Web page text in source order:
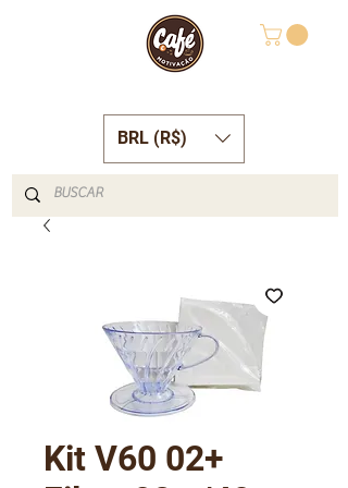
BRL (R$)
Kit V60 02+